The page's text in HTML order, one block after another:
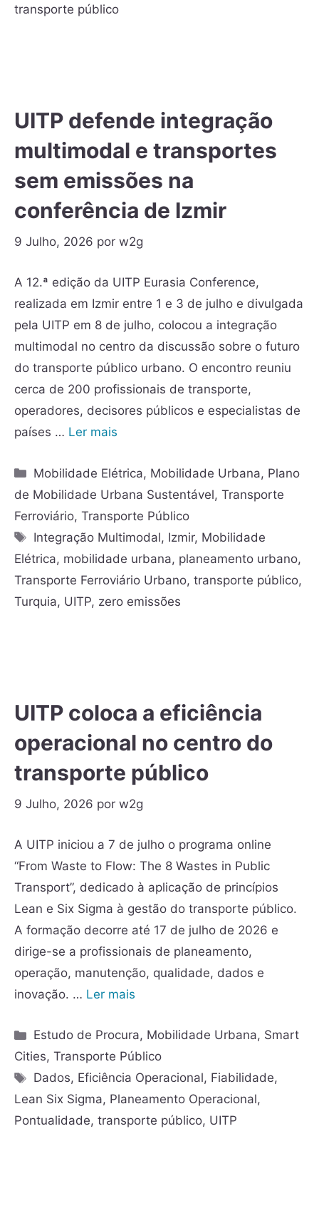
transporte público
UITP defende integração
multimodal e transportes
sem emissões na
conferência de Izmir
9 Julho, 2026 por w2g
A 12.ª edição da UITP Eurasia Conference,
realizada em Izmir entre 1 e 3 de julho e divulgada
pela UITP em 8 de julho, colocou a integração
multimodal no centro da discussão sobre o futuro
do transporte público urbano. O encontro reuniu
cerca de 200 profissionais de transporte,
operadores, decisores públicos e especialistas de
países … Ler mais
Mobilidade Elétrica, Mobilidade Urbana, Plano
de Mobilidade Urbana Sustentável, Transporte
Ferroviário, Transporte Público
Integração Multimodal, Izmir, Mobilidade
Elétrica, mobilidade urbana, planeamento urbano,
Transporte Ferroviário Urbano, transporte público,
Turquia, UITP, zero emissões
UITP coloca a eficiência
operacional no centro do
transporte público
9 Julho, 2026 por w2g
A UITP iniciou a 7 de julho o programa online
“From Waste to Flow: The 8 Wastes in Public
Transport”, dedicado à aplicação de princípios
Lean e Six Sigma à gestão do transporte público.
A formação decorre até 17 de julho de 2026 e
dirige-se a profissionais de planeamento,
operação, manutenção, qualidade, dados e
inovação. … Ler mais
Estudo de Procura, Mobilidade Urbana, Smart
Cities, Transporte Público
Dados, Eficiência Operacional, Fiabilidade,
Lean Six Sigma, Planeamento Operacional,
Pontualidade, transporte público, UITP